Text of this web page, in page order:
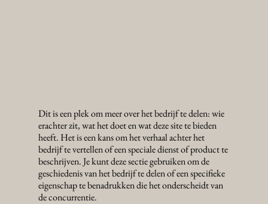
Dit is een plek om meer over het bedrijf te delen: wie
erachter zit, wat het doet en wat deze site te bieden
heeft. Het is een kans om het verhaal achter het
bedrijf te vertellen of een speciale dienst of product te
beschrijven. Je kunt deze sectie gebruiken om de
geschiedenis van het bedrijf te delen of een specifieke
eigenschap te benadrukken die het onderscheidt van
de concurrentie.